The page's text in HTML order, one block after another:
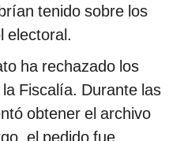
tenido sobre los
electoral.
ha rechazado los
Fiscalía. Durante las
obtener el archivo
el pedido fue